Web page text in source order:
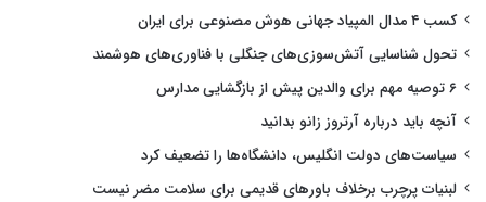
کسب ۴ مدال المپیاد جهانی هوش مصنوعی برای ایران
تحول شناسایی آتش‌سوزی‌های جنگلی با فناوری‌های هوشمند
۶ توصیه مهم برای والدین پیش از بازگشایی مدارس
آنچه باید درباره آرتروز زانو بدانید
سیاست‌های دولت انگلیس، دانشگاه‌ها را تضعیف کرد
لبنیات پرچرب برخلاف باورهای قدیمی برای سلامت مضر نیست